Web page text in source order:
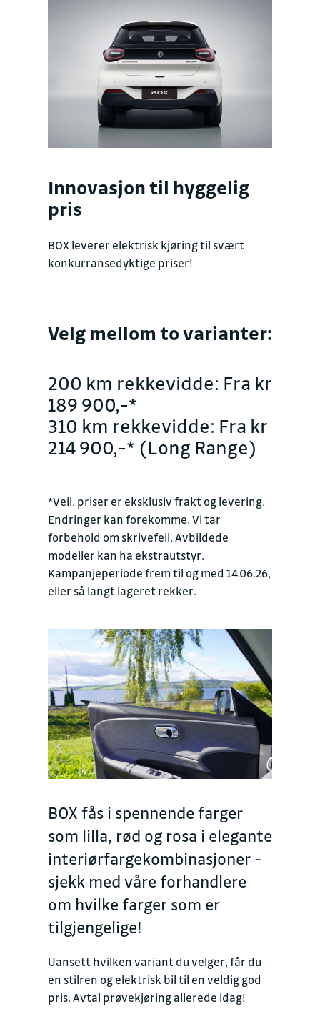
Innovasjon til hyggelig
pris
BOX leverer elektrisk kjøring til svært
konkurransedyktige priser!
Velg mellom to varianter:
200 km rekkevidde: Fra kr
189 900,-*
310 km rekkevidde: Fra kr
214 900,-* (Long Range)
*Veil. priser er eksklusiv frakt og levering.
Endringer kan forekomme. Vi tar
forbehold om skrivefeil. Avbildede
modeller kan ha ekstrautstyr.
Kampanjeperiode frem til og med 14.06.26,
eller så langt lageret rekker.
BOX fås i spennende farger
som lilla, rød og rosa i elegante
interiørfargekombinasjoner -
sjekk med våre forhandlere
om hvilke farger som er
tilgjengelige!
Uansett hvilken variant du velger, får du
en stilren og elektrisk bil til en veldig god
pris. Avtal prøvekjøring allerede idag!